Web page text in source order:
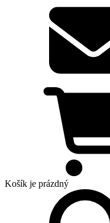
Košík je prázdný